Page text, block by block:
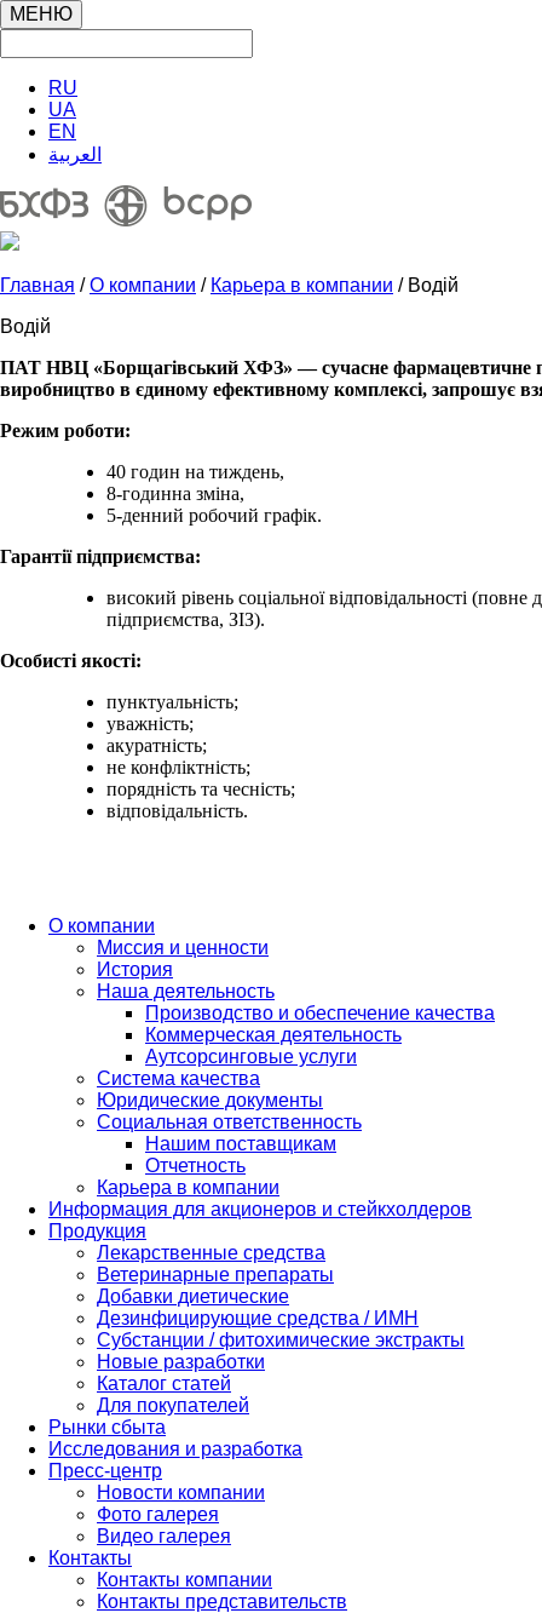
МЕНЮ
RU
UA
EN
العربية
Главная /О компании / Карьера в компании / Водій
Водій
ПАТ НВЦ «Борщагівський ХФЗ» — сучасне фармацевтичне
виробництво в єдиному ефективному комплексі, запрошує
Режим роботи:
40 годин на тиждень,
8-годинна зміна,
5-денний робочий графік.
Гарантії підприємства:
високий рівень соціальної відповідальності
підприємства, ЗІЗ).
Особисті якості:
пунктуальність;
уважність;
акуратність;
не конфліктність;
порядність та чесність;
відповідальність.
О компании
Миссия и ценности
История
Наша деятельность
Производство и обеспечение качества
Коммерческая деятельность
Аутсорсинговые услуги
Система качества
Юридические документы
Социальная ответственность
Нашим поставщикам
Отчетность
Карьера в компании
Информация для акционеров и стейкхолдеров
Продукция
Лекарственные средства
Ветеринарные препараты
Добавки диетические
Дезинфицирующие средства / ИМН
Субстанции / фитохимические экстракты
Новые разработки
Каталог статей
Для покупателей
Рынки сбыта
Исследования и разработка
Пресс-центр
Новости компании
Фото галерея
Видео галерея
Контакты
Контакты компании
Контакты представительств